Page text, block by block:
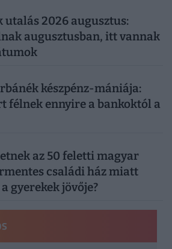
utalás 2026 augusztus:
augusztusban, itt vannak
készpénz-mániája:
félnek ennyire a bankoktól a
az 50 feletti magyar
családi ház miatt
gyerekek jövője?